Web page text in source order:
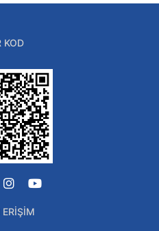
KOD
Instagram
YouTube